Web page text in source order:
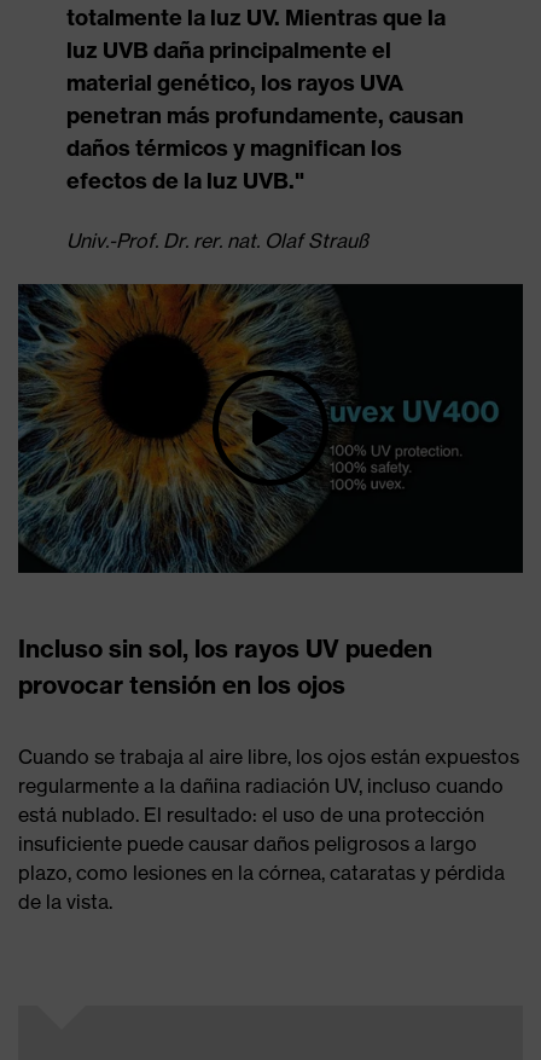
totalmente la luz UV. Mientras que la
luz UVB daña principalmente el
material genético, los rayos UVA
penetran más profundamente, causan
daños térmicos y magnifican los
efectos de la luz UVB."
Univ.-Prof. Dr. rer. nat. Olaf Strauß
Incluso sin sol, los rayos UV pueden
provocar tensión en los ojos
Cuando se trabaja al aire libre, los ojos están expuestos
regularmente a la dañina radiación UV, incluso cuando
está nublado. El resultado: el uso de una protección
insuficiente puede causar daños peligrosos a largo
plazo, como lesiones en la córnea, cataratas y pérdida
de la vista.